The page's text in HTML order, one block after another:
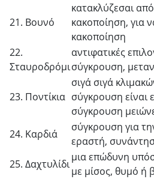
21. Βουνό
κατακλύζεσαι
κακοποίηση, για
κακοποίηση
22.
Σταυροδρόμι
αντιφατικές
σύγκρουση,
23. Ποντίκια
σιγά σιγά
σύγκρουση είναι
σύγκρουση
24. Καρδιά
σύγκρουση για
εραστή,
25. Δαχτυλίδι
μια επώδυνη
με μίσος, θυμό ή